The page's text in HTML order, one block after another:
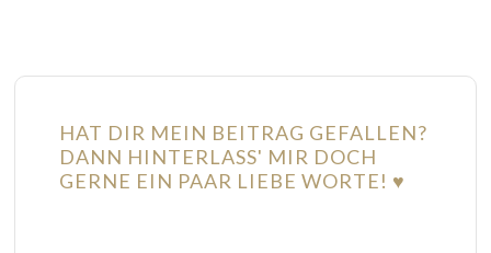
HAT DIR MEIN BEITRAG GEFALLEN?
DANN HINTERLASS' MIR DOCH
GERNE EIN PAAR LIEBE WORTE! ♥